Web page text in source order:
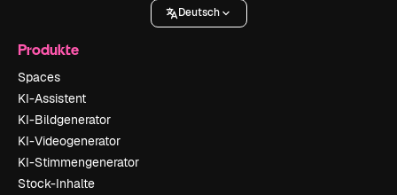
Deutsch
Produkte
Spaces
KI-Assistent
KI-Bildgenerator
KI-Videogenerator
KI-Stimmengenerator
Stock-Inhalte